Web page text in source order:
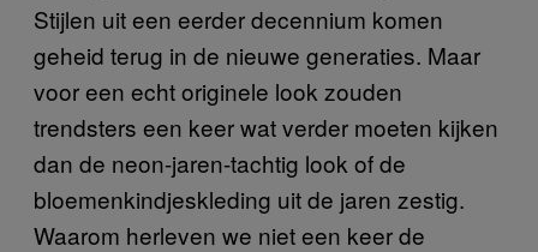
Stijlen uit een eerder decennium komen
geheid terug in de nieuwe generaties. Maar
voor een echt originele look zouden
trendsters een keer wat verder moeten kijken
dan de neon-jaren-tachtig look of de
bloemenkindjeskleding uit de jaren zestig.
Waarom herleven we niet een keer de